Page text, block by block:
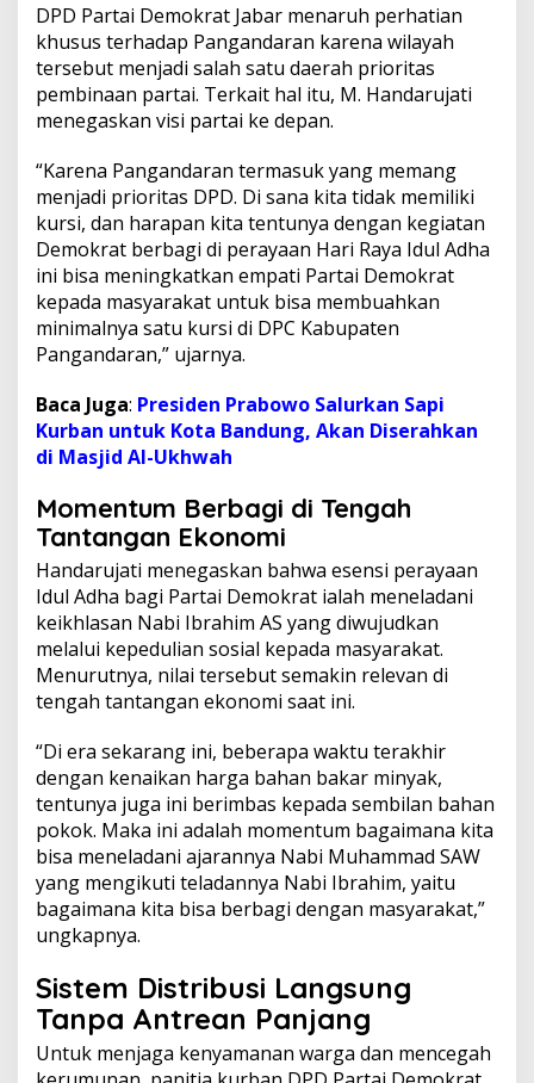
DPD Partai Demokrat Jabar menaruh perhatian
khusus terhadap Pangandaran karena wilayah
tersebut menjadi salah satu daerah prioritas
pembinaan partai. Terkait hal itu, M. Handarujati
menegaskan visi partai ke depan.
“Karena Pangandaran termasuk yang memang
menjadi prioritas DPD. Di sana kita tidak memiliki
kursi, dan harapan kita tentunya dengan kegiatan
Demokrat berbagi di perayaan Hari Raya Idul Adha
ini bisa meningkatkan empati Partai Demokrat
kepada masyarakat untuk bisa membuahkan
minimalnya satu kursi di DPC Kabupaten
Pangandaran,” ujarnya.
Baca Juga: Presiden Prabowo Salurkan Sapi
Kurban untuk Kota Bandung, Akan Diserahkan
di Masjid Al-Ukhwah
Momentum Berbagi di Tengah
Tantangan Ekonomi
Handarujati menegaskan bahwa esensi perayaan
Idul Adha bagi Partai Demokrat ialah meneladani
keikhlasan Nabi Ibrahim AS yang diwujudkan
melalui kepedulian sosial kepada masyarakat.
Menurutnya, nilai tersebut semakin relevan di
tengah tantangan ekonomi saat ini.
“Di era sekarang ini, beberapa waktu terakhir
dengan kenaikan harga bahan bakar minyak,
tentunya juga ini berimbas kepada sembilan bahan
pokok. Maka ini adalah momentum bagaimana kita
bisa meneladani ajarannya Nabi Muhammad SAW
yang mengikuti teladannya Nabi Ibrahim, yaitu
bagaimana kita bisa berbagi dengan masyarakat,”
ungkapnya.
Sistem Distribusi Langsung
Tanpa Antrean Panjang
Untuk menjaga kenyamanan warga dan mencegah